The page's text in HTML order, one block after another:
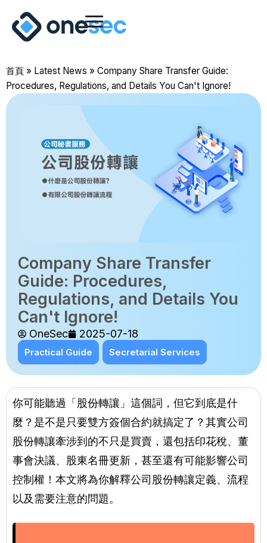
首頁 » Latest News » Company Share Transfer Guide:
Procedures, Regulations, and Details You Can't Ignore!
Company Share Transfer
Guide: Procedures,
Regulations, and Details You
Can't Ignore!
OneSec 2025-07-18
Practical Guide Secretarial Services
你可能聽過「股份轉讓」這個詞，但它到底是什
麼？是不是只要雙方簽個合約就搞定了？其實公司
股份轉讓牽涉到的不只是買賣，還包括印花稅、董
事會決議、股東名冊更新，甚至還有可能影響公司
控制權！本文將為你解釋公司股份轉讓定義、流程
以及需要注意的問題。